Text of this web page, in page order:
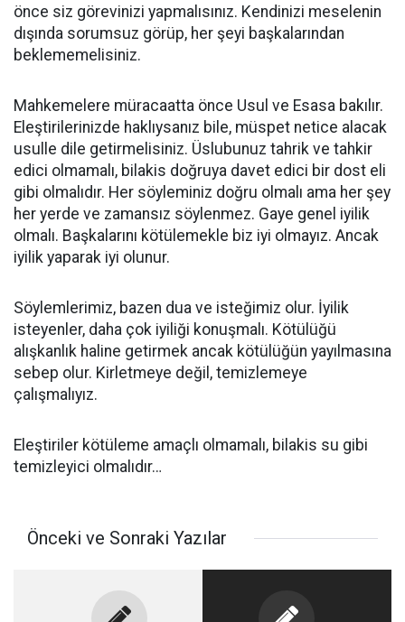
önce siz görevinizi yapmalısınız. Kendinizi meselenin
dışında sorumsuz görüp, her şeyi başkalarından
beklememelisiniz.
Mahkemelere müracaatta önce Usul ve Esasa bakılır.
Eleştirilerinizde haklıysanız bile, müspet netice alacak
usulle dile getirmelisiniz. Üslubunuz tahrik ve tahkir
edici olmamalı, bilakis doğruya davet edici bir dost eli
gibi olmalıdır. Her söyleminiz doğru olmalı ama her şey
her yerde ve zamansız söylenmez. Gaye genel iyilik
olmalı. Başkalarını kötülemekle biz iyi olmayız. Ancak
iyilik yaparak iyi olunur.
Söylemlerimiz, bazen dua ve isteğimiz olur. İyilik
isteyenler, daha çok iyiliği konuşmalı. Kötülüğü
alışkanlık haline getirmek ancak kötülüğün yayılmasına
sebep olur. Kirletmeye değil, temizlemeye
çalışmalıyız.
Eleştiriler kötüleme amaçlı olmamalı, bilakis su gibi
temizleyici olmalıdır…
Önceki ve Sonraki Yazılar